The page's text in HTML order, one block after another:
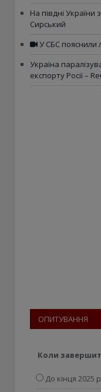
На півдні України
Сирський
У СБС пояснили
Україна
експорту Росії –
ОПИТУВАННЯ
Коли
До кінця 2025